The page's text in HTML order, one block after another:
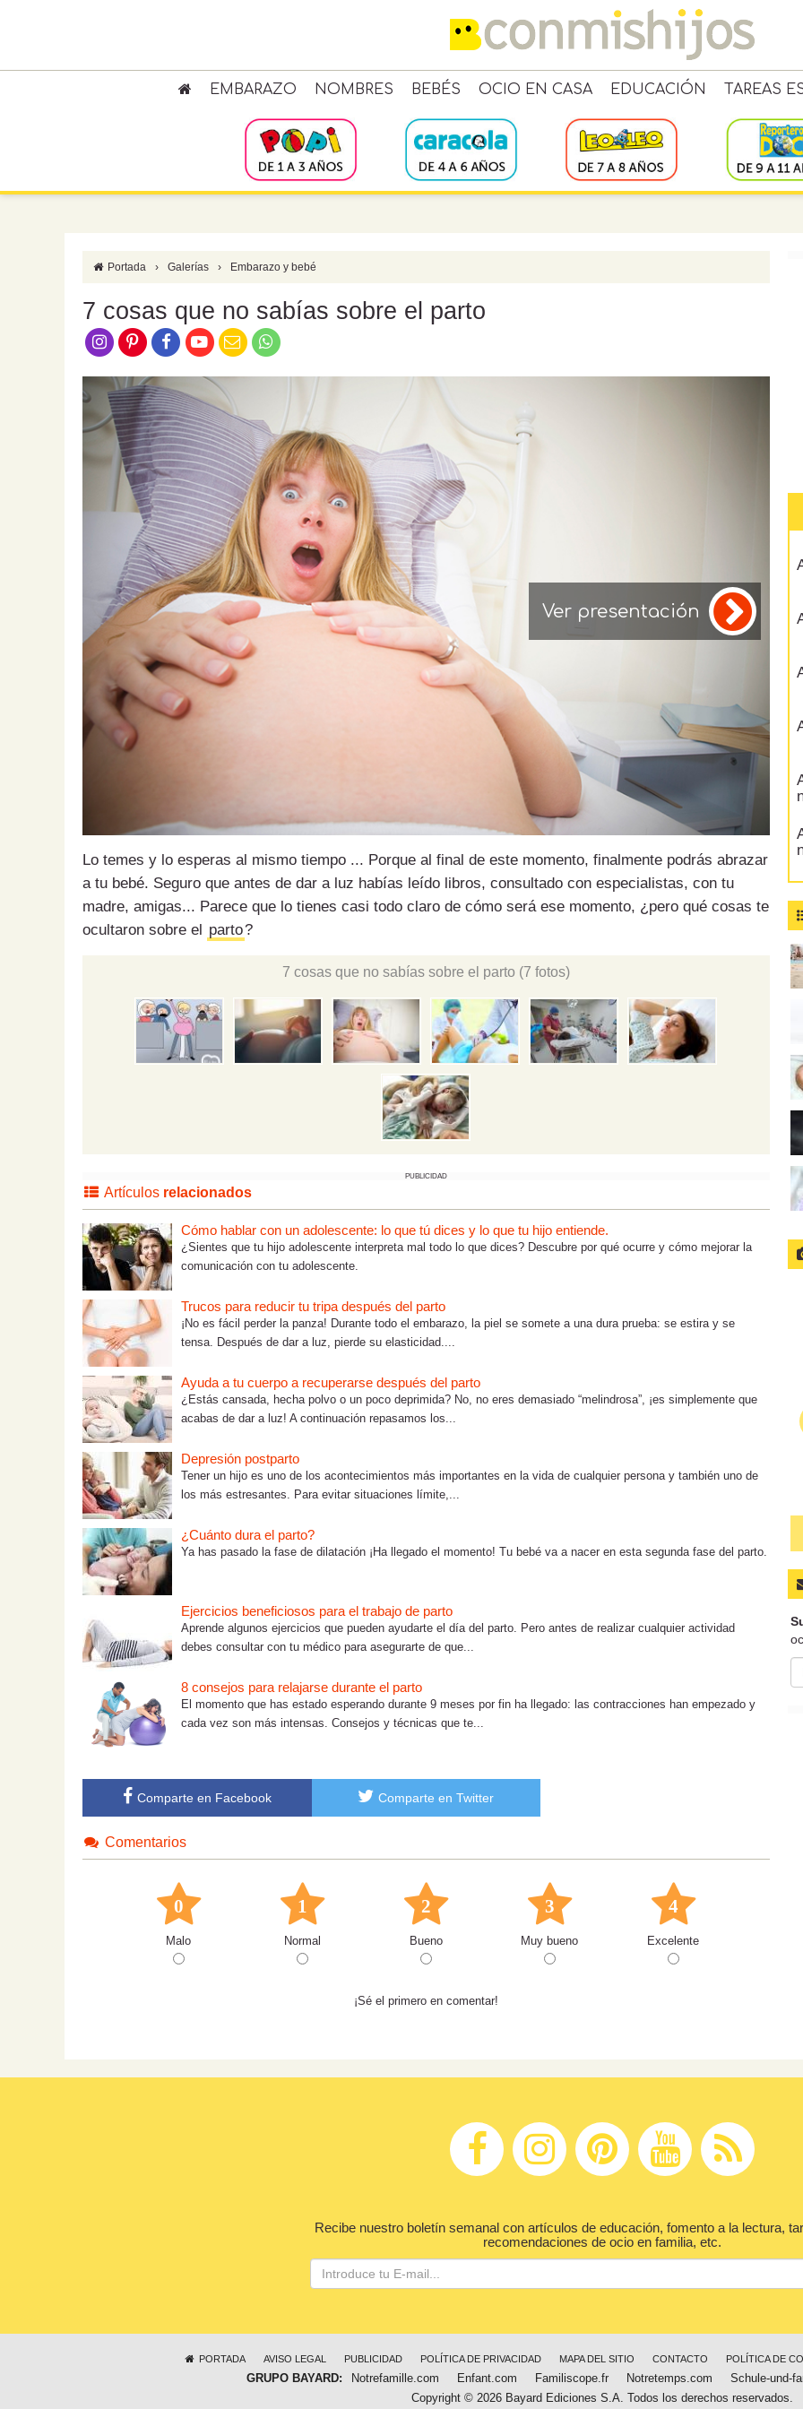
EMBARAZO NOMBRES BEBÉS OCIO EN CASA EDUCACIÓN TAREAS
Portada › Galerías › Embarazo y bebé
7 cosas que no sabías sobre el parto
Ver presentación
Lo temes y lo esperas al mismo tiempo ... Porque al final de este momento, finalmente podrás abrazar
a tu bebé. Seguro que antes de dar a luz habías leído libros, consultado con especialistas, con tu
madre, amigas... Parece que lo tienes casi todo claro de cómo será ese momento, ¿pero qué cosas te
ocultaron sobre el parto?
7 cosas que no sabías sobre el parto (7 fotos)
PUBLICIDAD
Artículos relacionados
Cómo hablar con un adolescente: lo que tú dices y lo que tu hijo entiende.
¿Sientes que tu hijo adolescente interpreta mal todo lo que dices? Descubre por qué ocurre y cómo mejorar la
comunicación con tu adolescente.
Trucos para reducir tu tripa después del parto
¡No es fácil perder la panza! Durante todo el embarazo, la piel se somete a una dura prueba: se estira y se
tensa. Después de dar a luz, pierde su elasticidad....
Ayuda a tu cuerpo a recuperarse después del parto
¿Estás cansada, hecha polvo o un poco deprimida? No, no eres demasiado “melindrosa”, ¡es simplemente que
acabas de dar a luz! A continuación repasamos los...
Depresión postparto
Tener un hijo es uno de los acontecimientos más importantes en la vida de cualquier persona y también uno de
los más estresantes. Para evitar situaciones límite,...
¿Cuánto dura el parto?
Ya has pasado la fase de dilatación ¡Ha llegado el momento! Tu bebé va a nacer en esta segunda fase del parto.
Ejercicios beneficiosos para el trabajo de parto
Aprende algunos ejercicios que pueden ayudarte el día del parto. Pero antes de realizar cualquier actividad
debes consultar con tu médico para asegurarte de que...
8 consejos para relajarse durante el parto
El momento que has estado esperando durante 9 meses por fin ha llegado: las contracciones han empezado y
cada vez son más intensas. Consejos y técnicas que te...
Comparte en Facebook Comparte en Twitter
Comentarios
0
Malo
1
Normal
2
Bueno
3
Muy bueno
4
Excelente
¡Sé el primero en comentar!
Recibe nuestro boletín semanal con artículos de educación, fomento a la lectura,
recomendaciones de ocio en familia, etc.
PORTADA AVISO LEGAL PUBLICIDAD POLÍTICA DE PRIVACIDAD MAPA DEL SITIO CONTACTO POLÍTICA DE
GRUPO BAYARD: Notrefamille.com Enfant.com Familiscope.fr Notretemps.com Schule-und-
Copyright © 2026 Bayard Ediciones S.A. Todos los derechos reservados.